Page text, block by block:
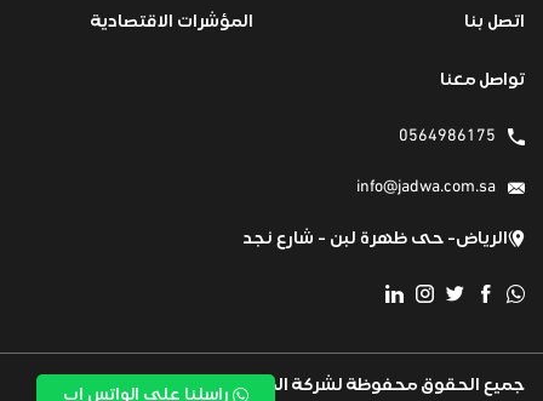
اتصل بنا
المؤشرات الاقتصادية
تواصل معنا
0564986175
info@jadwa.com.sa
الرياض- حى ظهرة لبن - شارع نجد
جميع الحقوق محفوظة لشركة المها كود تم تطويرة بكل
راسلنا على الواتس اب